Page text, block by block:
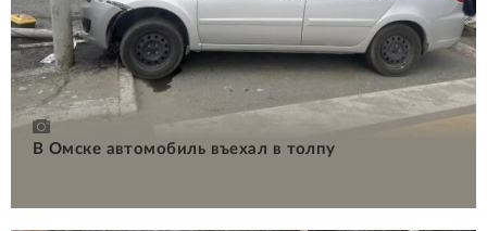
В Омске автомобиль въехал в толпу